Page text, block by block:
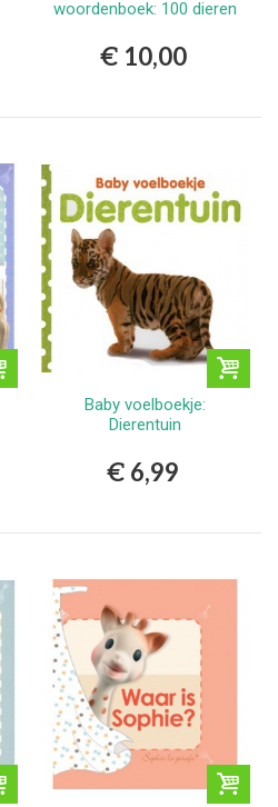
woordenboek: 100 dieren
€ 10,00
Baby voelboekje:
Dierentuin
€ 6,99